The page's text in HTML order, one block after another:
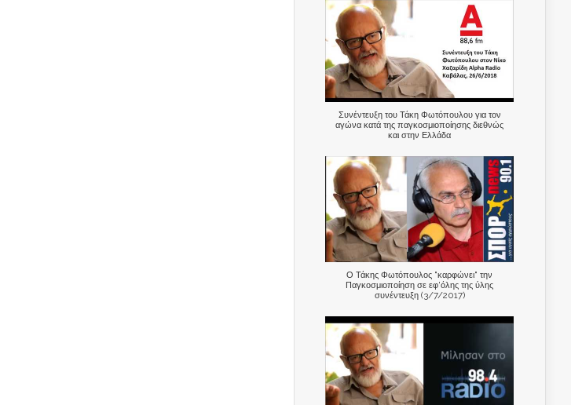
Συνέντευξη του Τάκη Φωτόπουλου για τον
αγώνα κατά της παγκοσμιοποίησης διεθνώς
και στην Ελλάδα
Ο Τάκης Φωτόπουλος "καρφώνει" την
Παγκοσμιοποίηση σε εφ'όλης της ύλης
συνέντευξη (3/7/2017)